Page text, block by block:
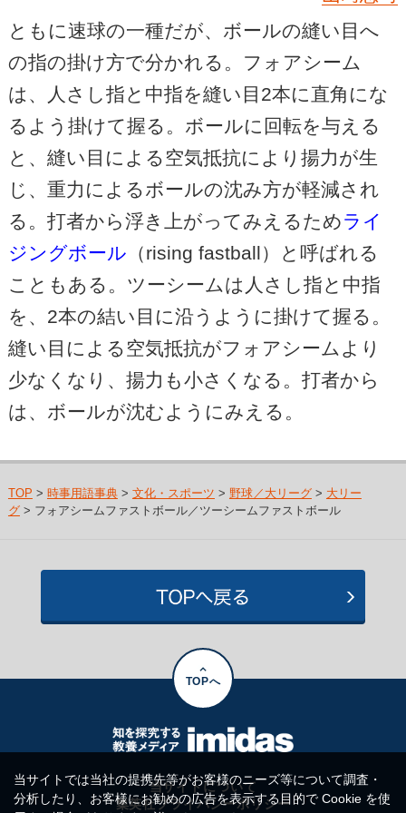
ともに速球の一種だが、ボールの縫い目へ
の指の掛け方で分かれる。フォアシーム
は、人さし指と中指を縫い目2本に直角にな
るよう掛けて握る。ボールに回転を与える
と、縫い目による空気抵抗により揚力が生
じ、重力によるボールの沈み方が軽減され
る。打者から浮き上がってみえるためライ
ジングボール （rising fastball）と呼ばれる
こともある。ツーシームは人さし指と中指
を、2本の結い目に沿うように掛けて握る。
縫い目による空気抵抗がフォアシームより
少なくなり、揚力も小さくなる。打者から
は、ボールが沈むようにみえる。
TOP > 時事用語事典> 文化・スポーツ > 野球／大リーグ> 大リー
グ> フォアシームファストボール／ツーシームファストボール
TOPへ
当サイトについて
集英社プライバシーポリシー
当サイトでは当社の提携先等がお客様のニーズ等について調査・
分析したり、お客様にお勧めの広告を表示する目的で Cookie を使